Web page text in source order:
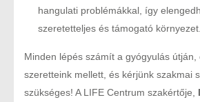
hangulati problémákkal, így
szeretetteljes és támogató környezet.
Minden lépés számít a gyógyulás
szeretteink mellett, és kérjünk szakmai
szükséges! A LIFE Centrum szakértője,